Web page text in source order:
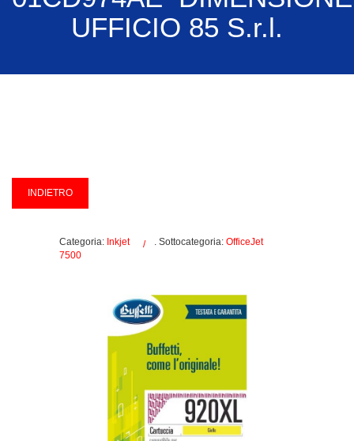
UFFICIO 85 S.r.l.
Categoria: Inkjet . Sottocategoria: OfficeJet
7500